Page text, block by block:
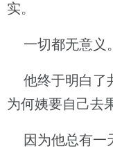
实。
一切都无意义。
他终于明白了
为何姨要自己去
因为他总有一